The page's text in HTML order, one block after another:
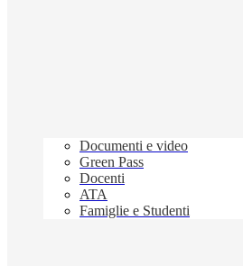
Documenti e video
Green Pass
Docenti
ATA
Famiglie e Studenti